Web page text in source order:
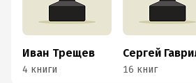
Иван Трещев
4 книги 16 книг